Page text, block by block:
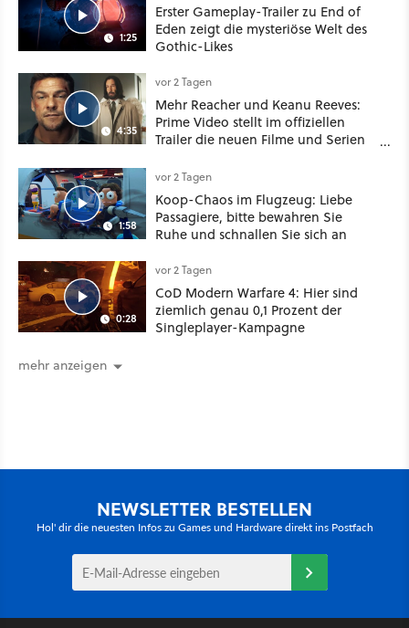
1:25
Erster Gameplay-Trailer zu End of
Eden zeigt die mysteriöse Welt des
Gothic-Likes
4:35
vor 2 Tagen
Mehr Reacher und Keanu Reeves:
Prime Video stellt im offiziellen
Trailer die neuen Filme und Serien
1:58
vor 2 Tagen
Koop-Chaos im Flugzeug: Liebe
Passagiere, bitte bewahren Sie
Ruhe und schnallen Sie sich an
0:28
vor 2 Tagen
CoD Modern Warfare 4: Hier sind
ziemlich genau 0,1 Prozent der
Singleplayer-Kampagne
mehr anzeigen
NEWSLETTER BESTELLEN
Hol' dir die neuesten Infos zu Games und Hardware direkt ins Postfach